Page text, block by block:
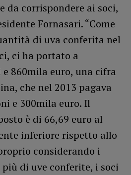
da corrispondere ai soci,
Fornasari. “Come
di uva conferita nel
ci ha portato a
860mila euro, una cifra
che nel 2013 pagava
e 300mila euro. Il
è di 66,69 euro al
inferiore rispetto allo
considerando i
di uve conferite, i soci